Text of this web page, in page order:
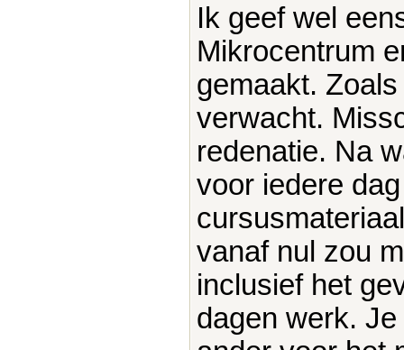
Ik geef wel
Mikrocentrum
gemaakt.
verwacht.
redenatie. Na
voor iedere
vanaf nul zou
inclusief het
dagen werk.